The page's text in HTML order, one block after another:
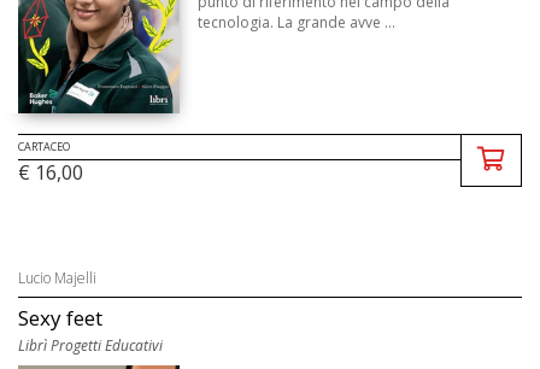
tecnologia. La grande avve ...
CARTACEO
€ 16,00
Lucio Majelli
Sexy feet
Librì Progetti Educativi